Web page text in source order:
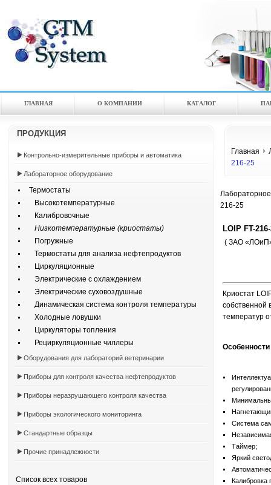
ГЛАВНАЯ О КОМПАНИИ КАТАЛOГ
ПРОДУКЦИЯ
Контрольно-измерительные приборы и автоматика
Лабораторное оборудование
Термостаты
Высокотемпературные
Калибровочные
Низкотемпературные (криостаты)
Погружные
Термостаты для анализа нефтепродуктов
Циркуляционные
Электрические с охлаждением
Электрические суховоздушные
Динамическая система контроля температуры
Холодные ловушки
Циркуляторы топления
Рециркуляционные чиллеры
Оборудования для лабораторий ветеринарии
Приборы для контроля качества нефтепродуктов
Приборы неразрушающего контроля качества
Приборы экологического мониторинга
Стандартные образцы
Прочие принадлежности
Список всех товаров
Главная
216-25
216-25
LOIP FT-
( ЗАО
Криостат
собственной
температур
Особенности
Система
Таймер;
Яркий
Калибровка